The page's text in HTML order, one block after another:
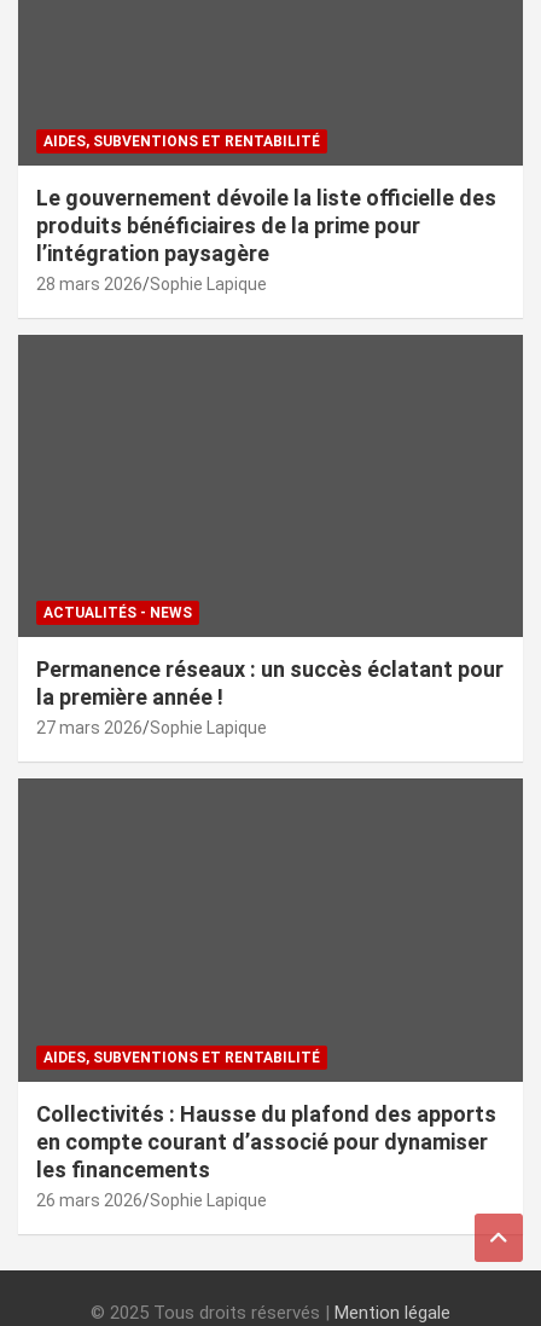
AIDES, SUBVENTIONS ET RENTABILITÉ
Le gouvernement dévoile la liste officielle des
produits bénéficiaires de la prime pour
l’intégration paysagère
28 mars 2026 Sophie Lapique
ACTUALITÉS - NEWS
Permanence réseaux : un succès éclatant pour
la première année !
27 mars 2026 Sophie Lapique
AIDES, SUBVENTIONS ET RENTABILITÉ
Collectivités : Hausse du plafond des apports
en compte courant d’associé pour dynamiser
les financements
26 mars 2026 Sophie Lapique
© 2025 Tous droits réservés | Mention légale